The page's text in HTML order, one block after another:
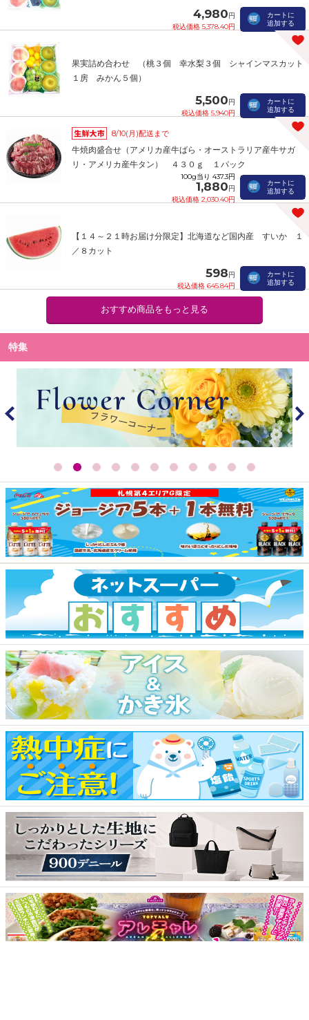
4,980円
税込価格 5,378.40円
カートに
追加する
果実詰め合わせ （桃３個 幸水梨３個 シャインマスカット
１房 みかん５個）
5,500円
税込価格 5,940円
カートに
追加する
8/10(月)配送まで
牛焼肉盛合せ（アメリカ産牛ばら・オーストラリア産牛サガ
リ・アメリカ産牛タン） ４３０ｇ １パック
100g当り 437.3円
1,880円
税込価格 2,030.40円
カートに
追加する
【１４～２１時お届け分限定】北海道など国内産 すいか １
／８カット
598円
税込価格 645.84円
カートに
追加する
おすすめ商品をもっと見る
特集